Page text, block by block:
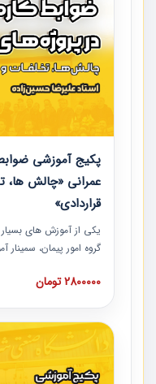
پکیج آموزشی
عمرانی «چالش ها،
قراردادی»
یکی از آموزش‏‏‏‏‏‏ های
گروه امور پیمان،
های عمرانی» چالش ها،
است که در محل
مدارک پیمان به همراه
2800000 تومان